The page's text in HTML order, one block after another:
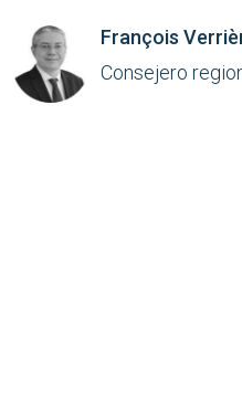
François
Consejero